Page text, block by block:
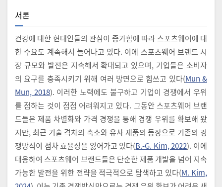
서론
건강에 대한 현대인들의 관심이 증가함에 따라 스포츠웨어에 대
한 수요도 계속해서 늘어나고 있다. 이에 스포츠웨어 브랜드 시
장 규모와 발전은 지속해서 확대되고 있으며, 기업들은 소비자
의 요구를 충족시키기 위해 여러 방면으로 힘쓰고 있다(Mun &
Mun, 2018). 이러한 노력에도 불구하고 기업이 경쟁에서 우위
를 점하는 것이 점점 어려워지고 있다. 그동안 스포츠웨어 브랜
드들은 제품 차별화와 가격 경쟁을 통해 경쟁 우위를 확보해 왔
지만, 최근 기술 격차의 축소와 유사 제품의 등장으로 기존의 경
쟁방식이 점차 효율성을 잃어가고 있다(B.-G. Kim, 2022). 이에
대응하여 스포츠웨어 브랜드들은 단순한 제품 개발을 넘어 지속
가능한 발전을 위한 전략을 적극적으로 탐색하고 있다(M. Kim,